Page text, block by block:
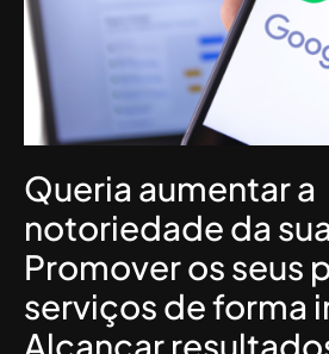
Queria aumentar a
notoriedade da
Promover os seus
serviços de forma
Alcançar